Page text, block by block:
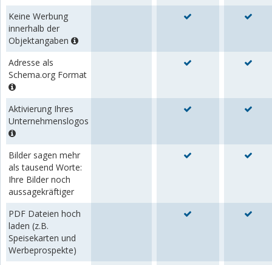
Keine Werbung
innerhalb der
Objektangaben
Adresse als
Schema.org Format
Aktivierung Ihres
Unternehmenslogos
Bilder sagen mehr
als tausend Worte:
Ihre Bilder noch
aussagekräftiger
PDF Dateien hoch
laden (z.B.
Speisekarten und
Werbeprospekte)